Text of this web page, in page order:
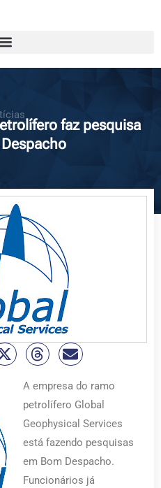
faz pesquisa
A empresa do ramo
petrolífero Global
Geophysical Services
está fazendo pesquisas
em Bom Despacho.
Funcionários já